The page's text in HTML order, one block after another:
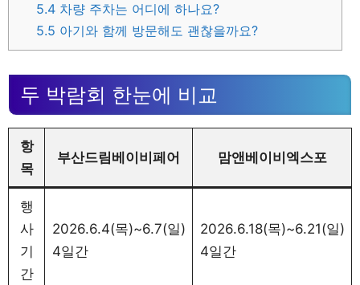
5.4 차량 주차는 어디에 하나요?
5.5 아기와 함께 방문해도 괜찮을까요?
두 박람회 한눈에 비교
항
목
부산드림베이비페어 맘앤베이비엑스포
행
사
기
간
2026.6.4(목)~6.7(일)
4일간
2026.6.18(목)~6.21(일)
4일간